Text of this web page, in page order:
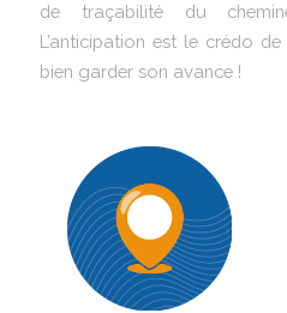
de traçabilité du
L’anticipation est le crédo
bien garder son avance !